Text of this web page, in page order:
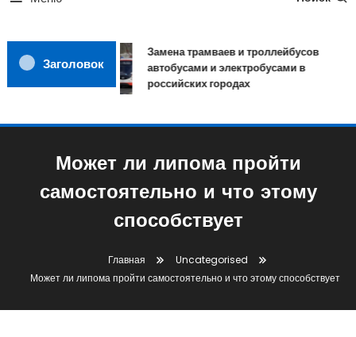
Заголовок
Замена трамваев и троллейбусов
автобусами и электробусами в
российских городах
Может ли липома пройти
самостоятельно и что этому
способствует
Главная
Uncategorised
Может ли липома пройти самостоятельно и что этому способствует